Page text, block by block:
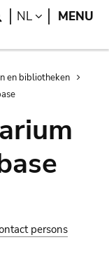
Search
NL LANGUAGE
MENU
en bibliotheken
persons